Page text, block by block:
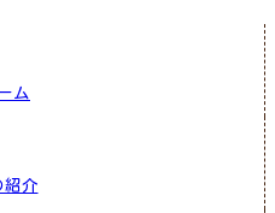
ム
紹介